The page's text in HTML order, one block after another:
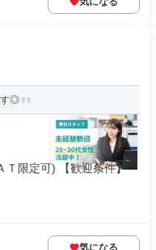
す◎
Ｔ限定可) 【歓迎条件】
気になる